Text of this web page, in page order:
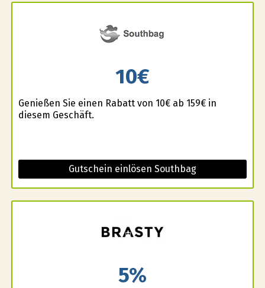
10€
Genießen Sie einen Rabatt von 10€ ab 159€ in
diesem Geschäft.
Gutschein einlösen Southbag
5%